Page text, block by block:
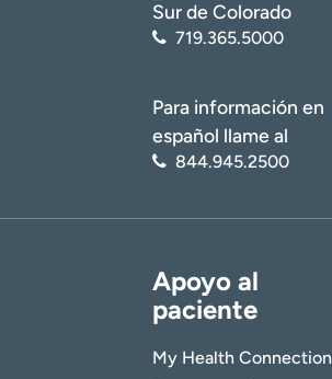
Sur de Colorado
719.365.5000
Para información en
español llame al
844.945.2500
Apoyo al
paciente
My Health Connection